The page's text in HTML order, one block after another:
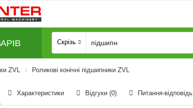
Скрізь
ZVL Роликові конічні підшипники ZVL
Характеристики Відгуки (0) Питання-відповідь